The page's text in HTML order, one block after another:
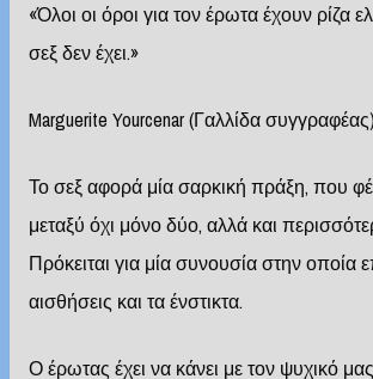
«Όλοι οι όροι για τον έρωτα έχουν ρίζα
σεξ δεν έχει.»
Marguerite Yourcenar (Γαλλίδα συγγραφέας)
Το σεξ αφορά μία σαρκική πράξη, που
μεταξύ όχι μόνο δύο, αλλά και
Πρόκειται για μία συνουσία στην οποία
αισθήσεις και τα ένστικτα.
Ο έρωτας έχει να κάνει με τον ψυχικό